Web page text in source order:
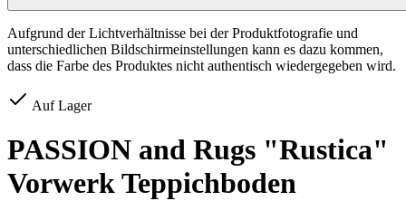
Aufgrund der Lichtverhältnisse bei der Produktfotografie und
unterschiedlichen Bildschirmeinstellungen kann es dazu kommen,
dass die Farbe des Produktes nicht authentisch wiedergegeben wird.
Auf Lager
PASSION and Rugs "Rustica"
Vorwerk Teppichboden